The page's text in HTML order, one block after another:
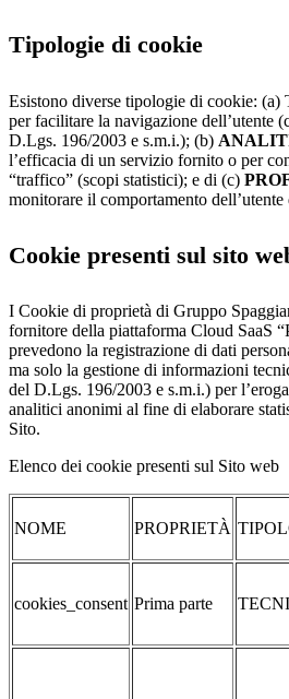
Tipologie di cookie
Esistono diverse tipologie di cookie:
per facilitare la navigazione dell’utente
D.Lgs. 196/2003 e s.m.i.); (b)
l’efficacia di un servizio fornito o per
“traffico” (scopi statistici); e di (c)
monitorare il comportamento
Cookie presenti sul sito
I Cookie di proprietà di Gruppo
fornitore della piattaforma Cloud SaaS
prevedono la registrazione di dati
ma solo la gestione di informazioni
del D.Lgs. 196/2003 e s.m.i.) per
analitici anonimi al fine di elaborare
Sito.
Elenco dei cookie presenti sul Sito web
NOME PROPRIETÀ
cookies_consent Prima parte